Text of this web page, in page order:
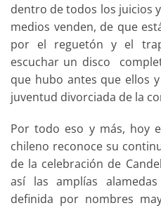
dentro de todos los juicios
medios venden, de que
por el reguetón y el
escuchar un disco
que hubo antes que ellos
juventud divorciada de la
Por todo eso y más, hoy
chileno reconoce su
de la celebración de
así las amplías
definida por nombres